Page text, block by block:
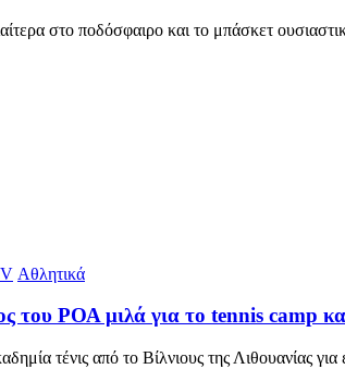
στο ποδόσφαιρο και το μπάσκετ
Αθλητικά
του ΡΟΑ μιλά για το tennis camp
τένις από το Βίλνιους της Λιθουανίας